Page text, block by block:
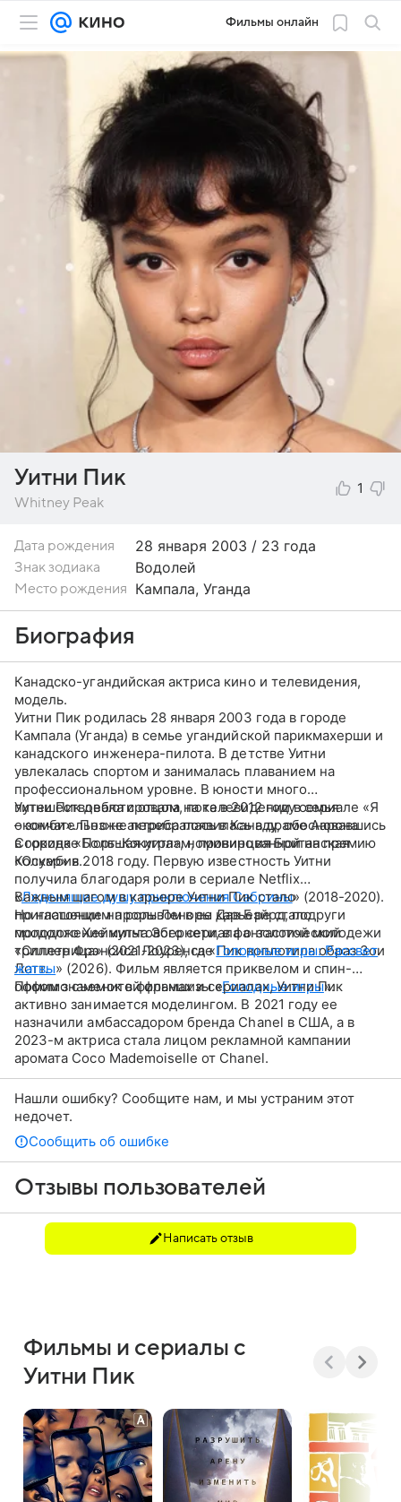
Фильмы онлайн
Уитни Пик
Whitney Peak
1
Дата рождения 28 января 2003 / 23 года
Знак зодиака Водолей
Место рождения Кампала, Уганда
Биография
Канадско-угандийская актриса кино и телевидения,
модель.
Уитни Пик родилась 28 января 2003 года в городе
Кампала (Уганда) в семье угандийской парикмахерши и
канадского инженера-пилота. В детстве Уитни
увлекалась спортом и занималась плаванием на
профессиональном уровне. В юности много
путешествовала с отцом, пока в 2012 году семья
окончательно не перебралась в Канаду, обосновавшись
в городке Порт-Кокуитлам, провинция Британская
Колумбия.
Уитни Пик дебютировала на телевидении в сериале «Я
– зомби». Позже актриса появилась в драме Аарона
Соркина «Большая игра», номинированной на премию
«Оскар» в 2018 году. Первую известность Уитни
получила благодаря роли в сериале Netflix
«Леденящие душу приключения Сабрины» (2018-2020).
Но настоящим прорывом в ее карьере стало
продолжение культового сериала о золотой молодежи
«Сплетница» (2021-2023), где Пик воплотила образ Зои
Лотт.
Важным шагом в карьере Уитни Пик стало
приглашение на роль Леноры Дав Бэйрд, подруги
молодого Хеймитча Эбернети, в фантастический
триллер Фрэнсиса Лоуренса «Голодные игры: Рассвет
жатвы» (2026). Фильм является приквелом и спин-
оффом знаменитой франшизы «Голодные игры».
Помимо съемок в фильмах и сериалах, Уитни Пик
активно занимается моделингом. В 2021 году ее
назначили амбассадором бренда Chanel в США, а в
2023-м актриса стала лицом рекламной кампании
аромата Coco Mademoiselle от Chanel.
Нашли ошибку? Сообщите нам, и мы устраним этот
недочет.
Сообщить об ошибке
Отзывы пользователей
Написать отзыв
Фильмы и сериалы с
Уитни Пик